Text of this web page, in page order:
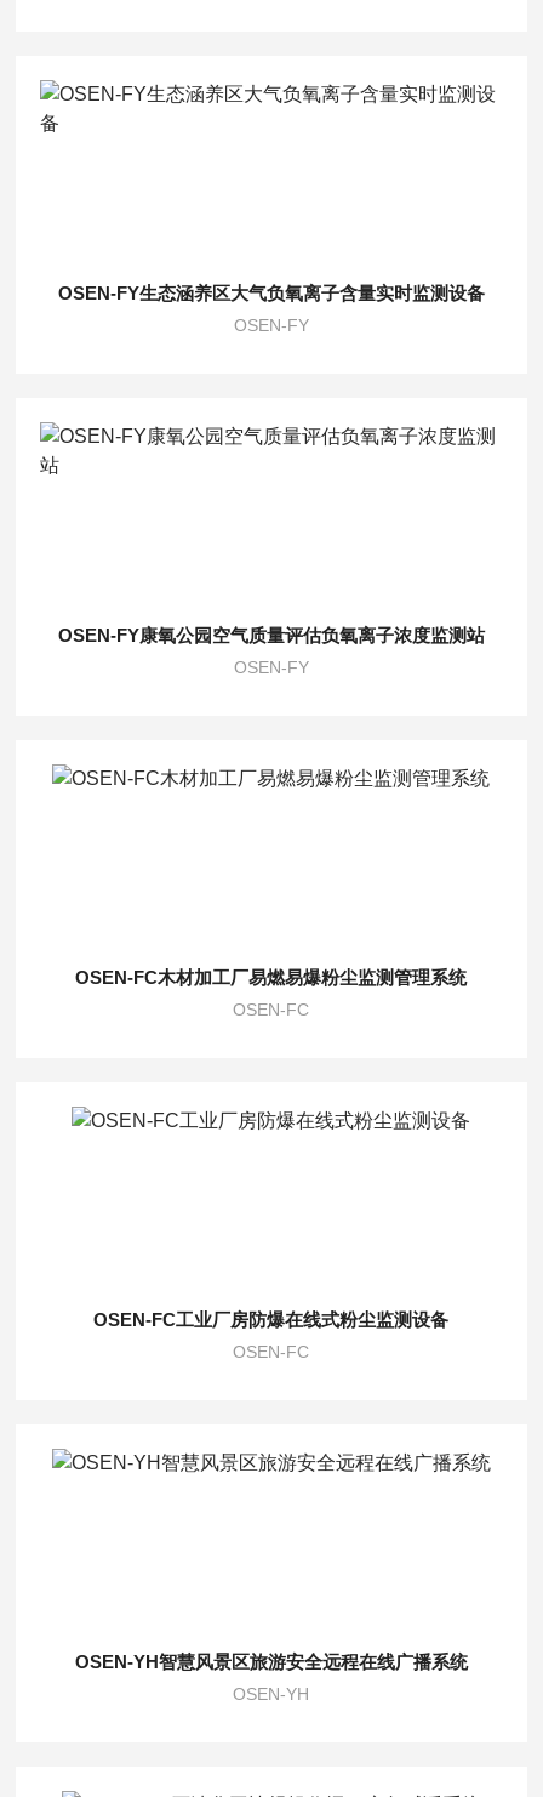
OSEN-FY生态涵养区大气负氧离子含量实时监测设备
OSEN-FY
OSEN-FY康氧公园空气质量评估负氧离子浓度监测站
OSEN-FY
OSEN-FC木材加工厂易燃易爆粉尘监测管理系统
OSEN-FC
OSEN-FC工业厂房防爆在线式粉尘监测设备
OSEN-FC
OSEN-YH智慧风景区旅游安全远程在线广播系统
OSEN-YH